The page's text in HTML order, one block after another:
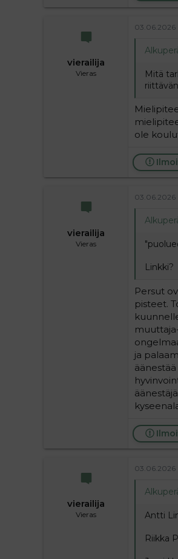
vierailija
Vieras
03.06.2026
Mitä
ole
vierailija
Vieras
03.06.2026
Linkki?
Persut
pisteet.
ja
vierailija
Vieras
03.06.2026
Antti
Riikka